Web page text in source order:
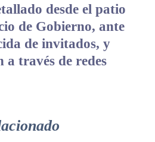
desde el patio
de Gobierno, ante
de invitados, y
a través de redes